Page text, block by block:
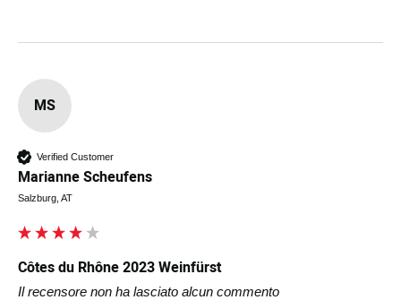
MS
Verified Customer
Marianne Scheufens
Salzburg, AT
Côtes du Rhône 2023 Weinfürst
Il recensore non ha lasciato alcun commento